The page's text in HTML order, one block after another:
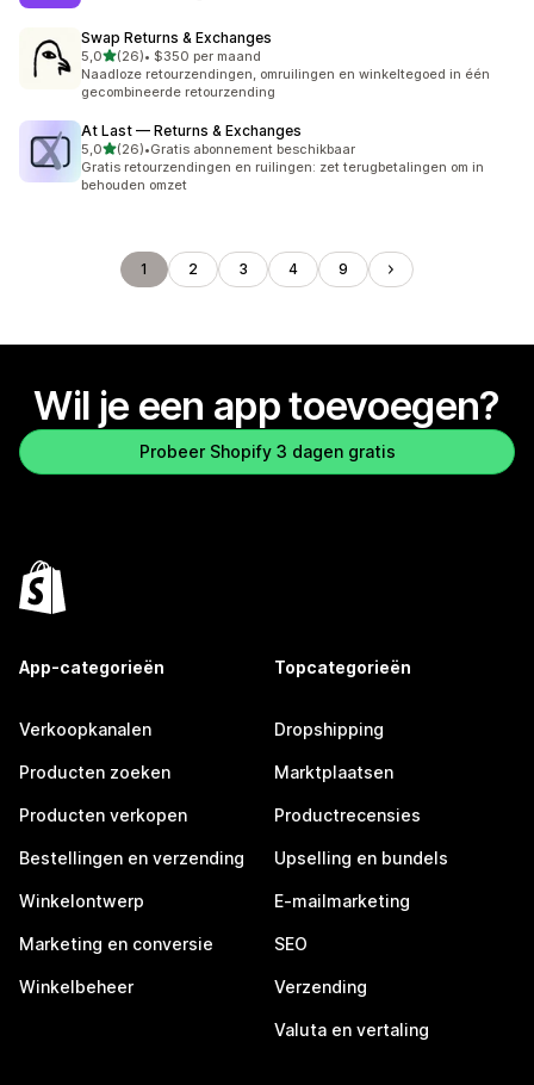
Swap Returns & Exchanges
5,0van 5 sterren
(26)
26 recensies in totaal
• $350 per maand
Naadloze retourzendingen, omruilingen en winkeltegoed in één
gecombineerde retourzending
At Last — Returns & Exchanges
5,0van 5 sterren
(26)
26 recensies in totaal
•Gratis abonnement beschikbaar
Gratis retourzendingen en ruilingen: zet terugbetalingen om in
behouden omzet
1 2 3 4 9
Wil je een app toevoegen?
Probeer Shopify 3 dagen gratis
App-categorieën
Verkoopkanalen
Producten zoeken
Producten verkopen
Bestellingen en verzending
Winkelontwerp
Marketing en conversie
Winkelbeheer
Topcategorieën
Dropshipping
Marktplaatsen
Productrecensies
Upselling en bundels
E-mailmarketing
SEO
Verzending
Valuta en vertaling